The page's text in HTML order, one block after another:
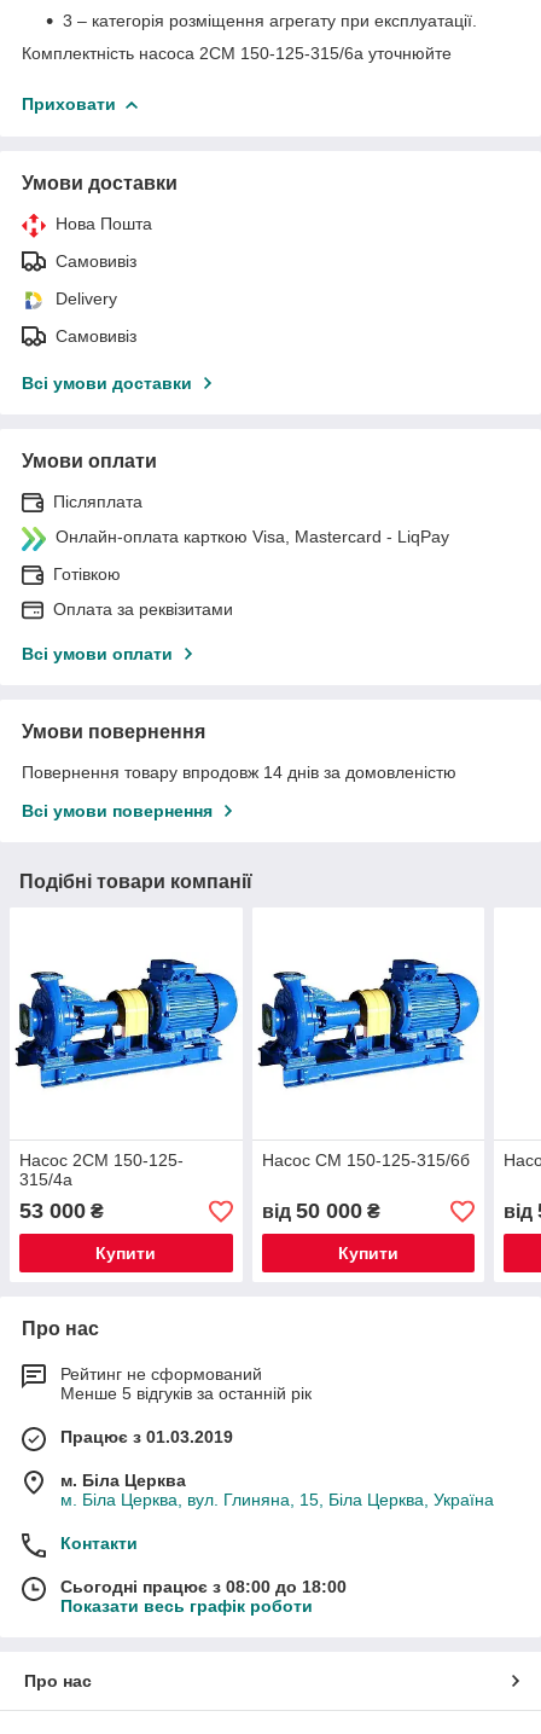
3 – категорія розміщення агрегату при експлуатації.
Комплектність насоса 2СМ 150-125-315/6а уточнюйте
Приховати
Умови доставки
Нова Пошта
Самовивіз
Delivery
Самовивіз
Всі умови доставки
Умови оплати
Післяплата
Онлайн-оплата карткою Visa, Mastercard - LiqPay
Готівкою
Оплата за реквізитами
Всі умови оплати
Умови повернення
Повернення товару впродовж 14 днів за домовленістю
Всі умови повернення
Подібні товари компанії
Насос 2СМ 150-125-
315/4а
53 000 ₴
Купити
Насос СМ 150-125-315/6б
від 50 000₴
Купити
від
Про нас
Рейтинг не сформований
Менше 5 відгуків за останній рік
Працює з 01.03.2019
м. Біла Церква
м. Біла Церква, вул. Глиняна, 15, Біла Церква, Україна
Контакти
Сьогодні працює з 08:00 до 18:00
Показати весь графік роботи
Про нас